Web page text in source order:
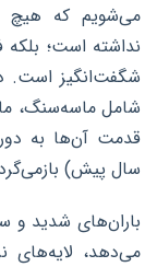
می‌شویم که هیچ
نداشته است؛
شگفت‌انگیز است.
شامل ماسه‌سنگ،
قدمت آن‌ها به
سال پیش)
باران‌های شدید و
می‌دهد، لایه‌های